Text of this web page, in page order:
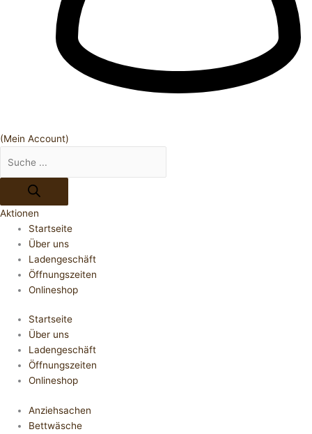
(Mein Account)
Aktionen
Startseite
Über uns
Ladengeschäft
Öffnungszeiten
Onlineshop
Startseite
Über uns
Ladengeschäft
Öffnungszeiten
Onlineshop
Anziehsachen
Bettwäsche